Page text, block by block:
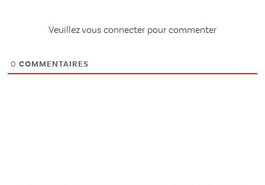
Veuillez vous connecter pour commenter
0 COMMENTAIRES